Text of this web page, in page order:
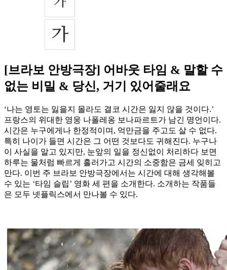
[브라보 안방극장] 어바웃 타임 & 말할 수
없는 비밀 & 당신, 거기 있어줄래요
‘나는 영토는 잃을지 몰라도 결코 시간은 잃지 않을 것이다.’
프랑스의 위대한 영웅 나폴레옹 보나파르트가 남긴 명언이다.
시간은 누구에게나 한정적이며, 억만금을 주고도 살 수 없다.
특히 나이가 들면 시간은 그 어떤 것보다도 귀해진다. 누구나
이 사실을 알고 있지만, 눈앞의 일을 정신없이 처리하다 보면
하루는 물처럼 빠르게 흘러가고 시간의 소중함은 금세 잊히고
만다. 이번 주 브라보 안방극장에서는 시간에 대해 생각해볼
수 있는 ‘타임 슬립’ 영화 세 편을 소개한다. 소개하는 작품들
은 모두 넷플릭스에서 만나볼 수 있다.